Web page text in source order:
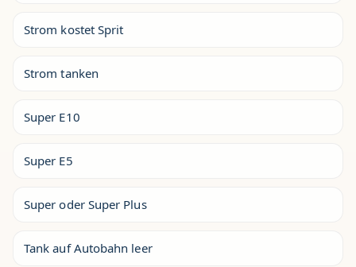
Strom kostet Sprit
Strom tanken
Super E10
Super E5
Super oder Super Plus
Tank auf Autobahn leer